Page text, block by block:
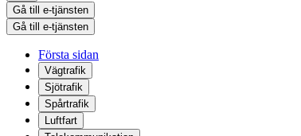
Gå till e-tjänsten
Gå till e-tjänsten
Första sidan
Vägtrafik
Sjötrafik
Spårtrafik
Luftfart